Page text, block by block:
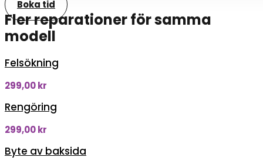
Boka tid
Fler reparationer för samma
modell
Felsökning
299,00kr
Rengöring
299,00kr
Byte av baksida